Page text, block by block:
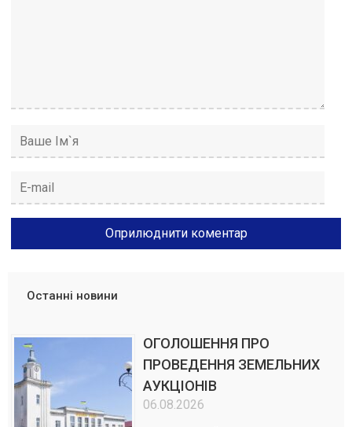
Останні новини
ОГОЛОШЕННЯ ПРО
ПРОВЕДЕННЯ ЗЕМЕЛЬНИХ
АУКЦІОНІВ
06.08.2026